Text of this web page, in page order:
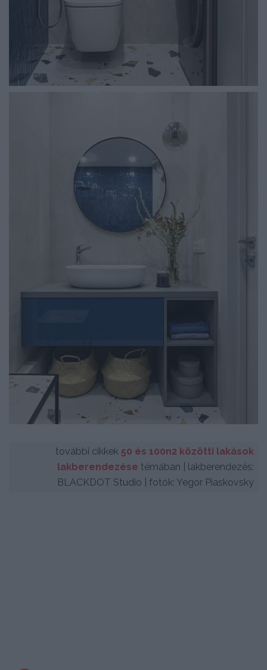
további cikkek 50 és 100n2 közötti lakások
lakberendezése témában | lakberendezés:
BLACKDOT Studio | fotók: Yegor Piaskovsky